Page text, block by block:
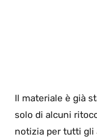
Il materiale è già
solo di alcuni
notizia per tutti gli